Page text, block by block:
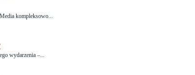
kompleksowo...
wydarzenia –...